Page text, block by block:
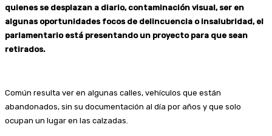
quienes se desplazan a diario, contaminación visual, ser en
algunas oportunidades focos de delincuencia o insalubridad, el
parlamentario está presentando un proyecto para que sean
retirados.
Común resulta ver en algunas calles, vehículos que están
abandonados, sin su documentación al día por años y que solo
ocupan un lugar en las calzadas.